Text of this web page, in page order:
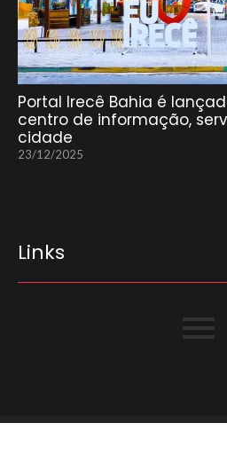
Portal Irecê Bahia é
centro de informação,
cidade
23/12/2025
Links